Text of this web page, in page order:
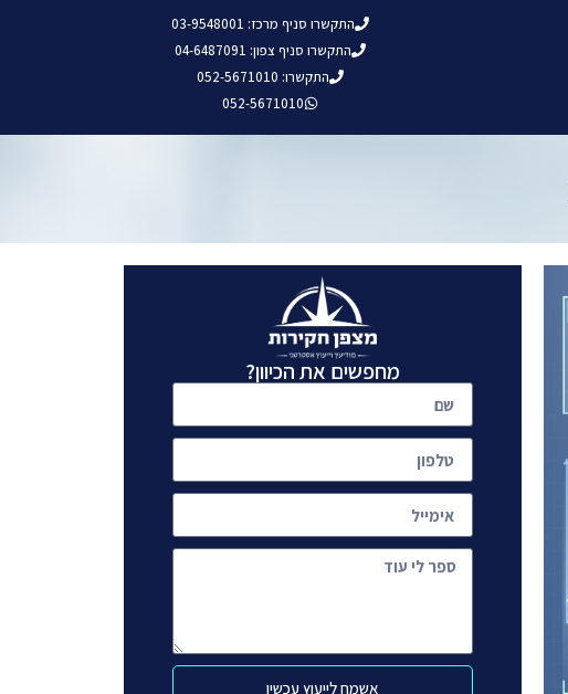
התקשרו סניף מרכז: 03-9548001
התקשרו סניף צפון: 04-6487091
התקשרו: 052-5671010
052-5671010
מחפשים את הכיוון?
אשמח לייעוץ עכשיו